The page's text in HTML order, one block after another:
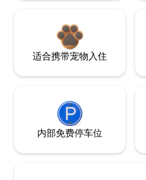
适合携带宠物入住
内部免费停车位